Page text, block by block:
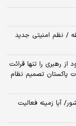
/ نظم امنیتی جدید
رهبری را تنها قرائت
پاکستان تصمیم نظام
آیا زمینه فعالیت